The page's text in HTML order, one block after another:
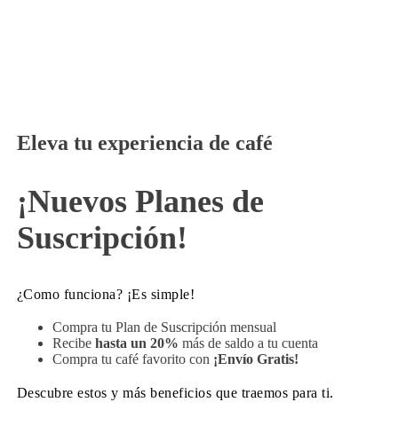
Eleva tu experiencia de café
¡Nuevos Planes de
Suscripción!
¿Como funciona? ¡Es simple!
Compra tu Plan de Suscripción mensual
Recibe hasta un 20% más de saldo a tu cuenta
Compra tu café favorito con ¡Envío Gratis!
Descubre estos y más beneficios que traemos para ti.